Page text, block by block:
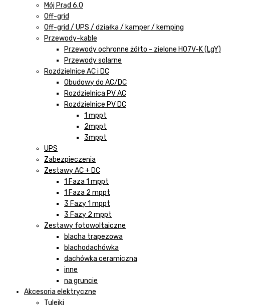
Mój Prąd 6.0
Off-grid
Off-grid / UPS / działka / kamper / kemping
Przewody-kable
Przewody ochronne żółto - zielone H07V-K (LgY)
Przewody solarne
Rozdzielnice AC i DC
Obudowy do AC/DC
Rozdzielnica PV AC
Rozdzielnice PV DC
1 mppt
2mppt
3mppt
UPS
Zabezpieczenia
Zestawy AC + DC
1 Faza 1 mppt
1 Faza 2 mppt
3 Fazy 1 mppt
3 Fazy 2 mppt
Zestawy fotowoltaiczne
blacha trapezowa
blachodachówka
dachówka ceramiczna
inne
na gruncie
Akcesoria elektryczne
Tulejki